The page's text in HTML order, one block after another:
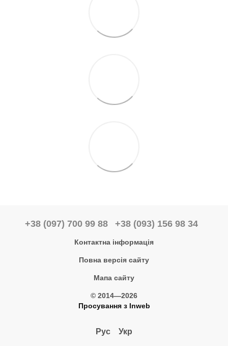
+38 (097) 700 99 88 +38 (093) 156 98 34
Контактна інформація
Повна версія сайту
Мапа сайту
© 2014—2026
Просування з Inweb
Рус Укр